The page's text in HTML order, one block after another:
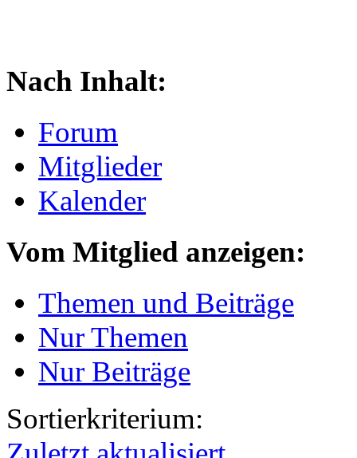
Nach Inhalt:
Forum
Mitglieder
Kalender
Vom Mitglied anzeigen:
Themen und Beiträge
Nur Themen
Nur Beiträge
Sortierkriterium: